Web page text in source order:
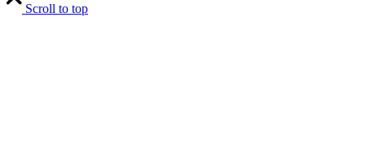
Scroll to top